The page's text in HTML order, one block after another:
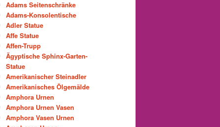
Adams Seitenschränke
Adams-Konsolentische
Adler Statue
Affe Statue
Affen-Trupp
Ägyptische Sphinx-Garten-
Statue
Amerikanischer Steinadler
Amerikanisches Ölgemälde
Amphora Urnen
Amphora Urnen Vasen
Amphora Vasen Urnen